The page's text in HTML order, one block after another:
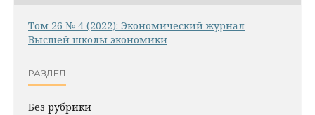
Том 26 № 4 (2022): Экономический журнал
Высшей школы экономики
РАЗДЕЛ
Без рубрики